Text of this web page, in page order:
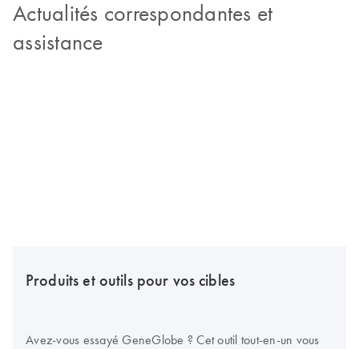
Actualités correspondantes et
assistance
Produits et outils pour vos cibles
Avez-vous essayé GeneGlobe ? Cet outil tout-en-un vous